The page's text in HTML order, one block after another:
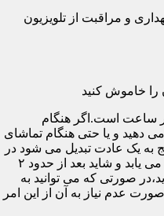
نگهداری و مراقبت از تلویزیون
یک تلویزیون حدود ۶۵ هزار ساعت است.اگر هنگام
می دهید و یا حتی هنگام تماشای
به یک عادت تبدیل می شود در
نتیجه طول عمر تلویزیون شما کاهش می یابد و شاید بعد از حدود ۲
صورتی که می توانید به
عدم نیاز به آن از این امر